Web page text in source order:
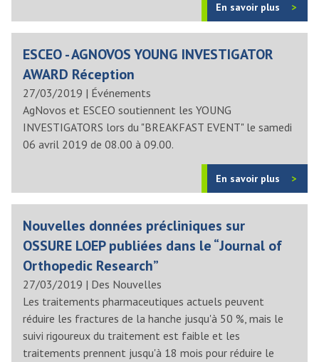
En savoir plus
ESCEO - AGNOVOS YOUNG INVESTIGATOR
AWARD Réception
27/03/2019 | Événements
AgNovos et ESCEO soutiennent les YOUNG
INVESTIGATORS lors du "BREAKFAST EVENT" le samedi
06 avril 2019 de 08.00 à 09.00.
En savoir plus
Nouvelles données précliniques sur
OSSURE LOEP publiées dans le “Journal of
Orthopedic Research”
27/03/2019 | Des Nouvelles
Les traitements pharmaceutiques actuels peuvent
réduire les fractures de la hanche jusqu'à 50 %, mais le
suivi rigoureux du traitement est faible et les
traitements prennent jusqu'à 18 mois pour réduire le